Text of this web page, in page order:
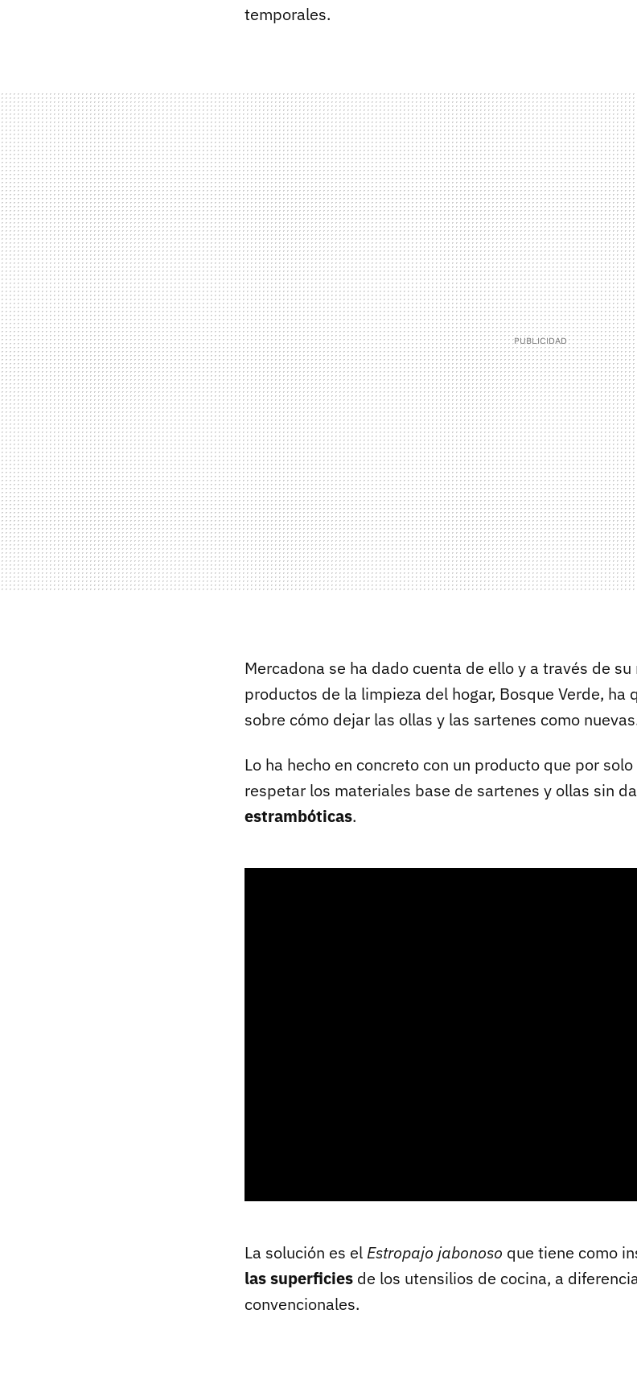
temporales.
Mercadona se ha dado cuenta de ello y a través de
productos de la limpieza del hogar, Bosque Verde, ha
sobre cómo dejar las ollas y las sartenes como
Lo ha hecho en concreto con un producto que por solo
respetar los materiales base de sartenes y ollas sin
estrambóticas.
La solución es elEstropajo jabonoso que tiene como
las superficies de los utensilios de cocina, a
convencionales.